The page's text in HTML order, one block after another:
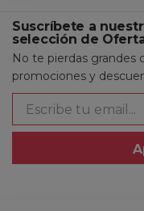
Suscríbete a
selección de
No te pierdas grandes
promociones y